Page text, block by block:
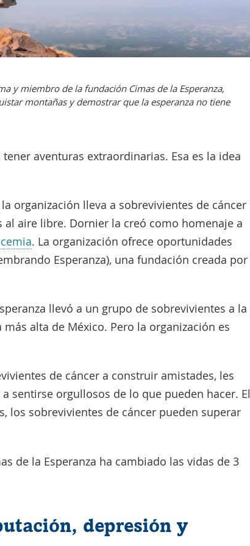
y miembro de la fundación Cimas de la Esperanza,
montañas y demostrar que la esperanza no tiene
aventuras extraordinarias. Esa es la idea
organización lleva a sobrevivientes de cáncer
al aire libre. Dornier la creó como homenaje a
. La organización ofrece oportunidades
Esperanza), una fundación creada por
llevó a un grupo de sobrevivientes a la
alta de México. Pero la organización es
de cáncer a construir amistades, les
sentirse orgullosos de lo que pueden hacer. El
los sobrevivientes de cáncer pueden superar
de la Esperanza ha cambiado las vidas de 3
depresión y